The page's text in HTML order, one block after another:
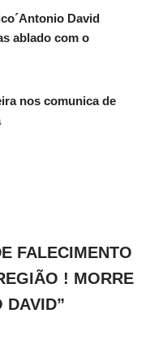
David
ablado com o
nos comunica de
FALECIMENTO
! MORRE
DAVID”